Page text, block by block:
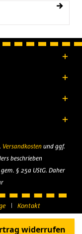
Versandkostenund ggf.
beschrieben
§ 25a UStG. Daher
Kontakt